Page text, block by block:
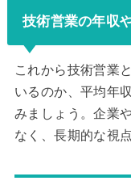
技術営業の年収
これから技術営業
いるのか、平均年
みましょう。企業
なく、長期的な視